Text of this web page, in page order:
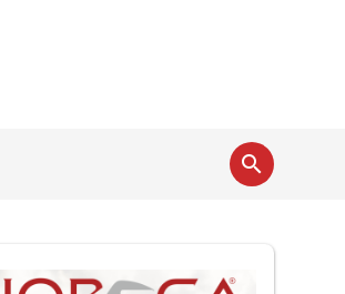
search